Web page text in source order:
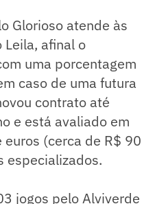
Glorioso atende às
afinal o
uma porcentagem
caso de uma futura
contrato até
e está avaliado em
(cerca de R$ 90
especializados.
jogos pelo Alviverde